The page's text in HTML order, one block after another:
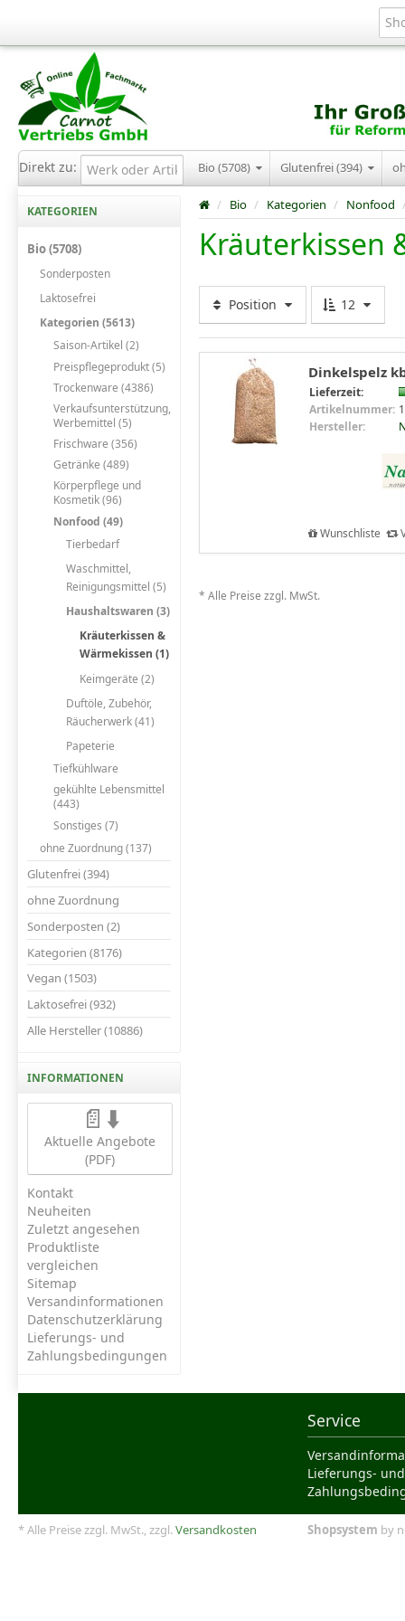
Direkt zu: Bio (5708) Glutenfrei (394)
KATEGORIEN
Bio (5708)
Sonderposten
Laktosefrei
Kategorien (5613)
Saison-Artikel (2)
Preispflegeprodukt (5)
Trockenware (4386)
Verkaufsunterstützung,
Werbemittel (5)
Frischware (356)
Getränke (489)
Körperpflege und
Kosmetik (96)
Nonfood (49)
Tierbedarf
Waschmittel,
Reinigungsmittel (5)
Haushaltswaren (3)
Kräuterkissen &
Wärmekissen (1)
Keimgeräte (2)
Duftöle, Zubehör,
Räucherwerk (41)
Papeterie
Tiefkühlware
gekühlte Lebensmittel
(443)
Sonstiges (7)
ohne Zuordnung (137)
Glutenfrei (394)
ohne Zuordnung
Sonderposten (2)
Kategorien (8176)
Vegan (1503)
Laktosefrei (932)
Alle Hersteller (10886)
INFORMATIONEN
📄⬇️
Aktuelle Angebote
(PDF)
Kontakt
Neuheiten
Zuletzt angesehen
Produktliste
vergleichen
Sitemap
Versandinformationen
Datenschutzerklärung
Lieferungs- und
Zahlungsbedingungen
/ Bio / Kategorien / Nonfood
Kräuterkissen
Position 12
Dinkelspelz
Lieferzeit:
Artikelnummer:
Hersteller:
Wunschliste
* Alle Preise zzgl. MwSt.
Service
Lieferungs- und
* Alle Preise zzgl. MwSt., zzgl.Versandkosten Shopsystem by